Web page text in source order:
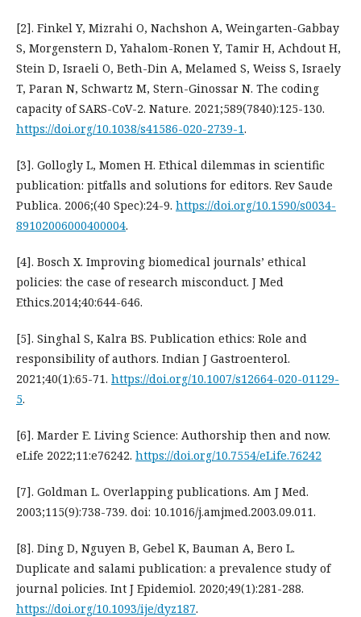
[2]. Finkel Y, Mizrahi O, Nachshon A, Weingarten-Gabbay
S, Morgenstern D, Yahalom-Ronen Y, Tamir H, Achdout H,
Stein D, Israeli O, Beth-Din A, Melamed S, Weiss S, Israely
T, Paran N, Schwartz M, Stern-Ginossar N. The coding
capacity of SARS-CoV-2. Nature. 2021;589(7840):125-130.
https://doi.org/10.1038/s41586-020-2739-1.
[3]. Gollogly L, Momen H. Ethical dilemmas in scientific
publication: pitfalls and solutions for editors. Rev Saude
Publica. 2006;(40 Spec):24-9. https://doi.org/10.1590/s0034-
89102006000400004.
[4]. Bosch X. Improving biomedical journals’ ethical
policies: the case of research misconduct. J Med
Ethics.2014;40:644-646.
[5]. Singhal S, Kalra BS. Publication ethics: Role and
responsibility of authors. Indian J Gastroenterol.
2021;40(1):65-71. https://doi.org/10.1007/s12664-020-01129-
5.
[6]. Marder E. Living Science: Authorship then and now.
eLife 2022;11:e76242. https://doi.org/10.7554/eLife.76242
[7]. Goldman L. Overlapping publications. Am J Med.
2003;115(9):738-739. doi: 10.1016/j.amjmed.2003.09.011.
[8]. Ding D, Nguyen B, Gebel K, Bauman A, Bero L.
Duplicate and salami publication: a prevalence study of
journal policies. Int J Epidemiol. 2020;49(1):281-288.
https://doi.org/10.1093/ije/dyz187.